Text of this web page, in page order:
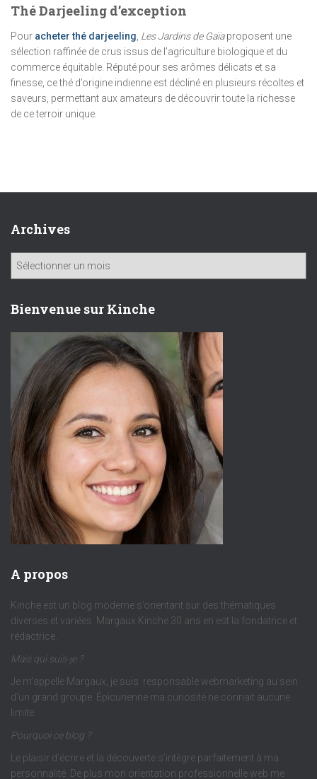
Thé Darjeeling d’exception
Pour acheter thé darjeeling Les Jardins de Gaïaproposent une
sélection raffinée de crus issus de l’agriculture biologique et du
commerce équitable. Réputé pour ses arômes délicats et sa
finesse, ce thé d’origine indienne est décliné en plusieurs récoltes et
saveurs, permettant aux amateurs de découvrir toute la richesse
de ce terroir unique.
Archives
h
Bienvenue sur Kinche
A propos
Kinche est un blog moderne s’orientant sur des thématiques
diverses et variées. Margaux Kinche 30 ans en est la fondatrice et
rédactrice.
Mais qui suis-je ?
Je m’appelle Margaux, je suis responsable webmarketing au sein
d’un grand groupe. Épicurienne ma curiosité ne connait aucune
limite.
Pourquoi ce blog ?
Le plaisir d’écrire et la découverte s’intègre parfaitement à ma
personnalité. De plus mon orientation professionnelle web me